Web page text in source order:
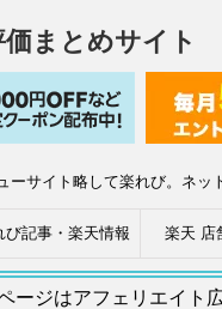
まとめサイト
サイト略して楽れび。ネッ
び記事・楽天情報 楽天 店
ージはアフェリエイト